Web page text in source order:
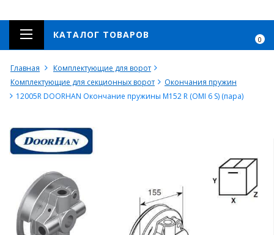
0
КАТАЛОГ ТОВАРОВ
Главная
Комплектующие для ворот
Комплектующие для секционных ворот
Окончания пружин
12005R DOORHAN Окончание пружины М152 R (OMI 6 S) (пара)